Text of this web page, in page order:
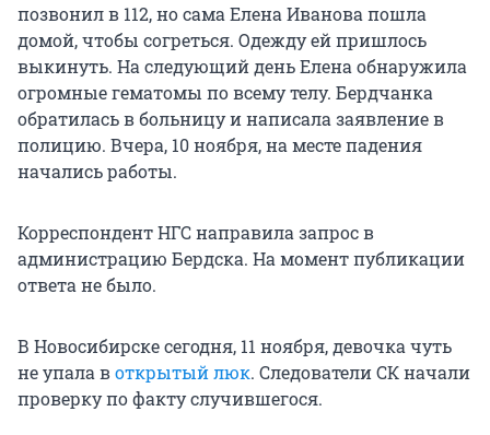
позвонил в 112, но сама Елена Иванова пошла
домой, чтобы согреться. Одежду ей пришлось
выкинуть. На следующий день Елена обнаружила
огромные гематомы по всему телу. Бердчанка
обратилась в больницу и написала заявление в
полицию. Вчера, 10 ноября, на месте падения
начались работы.
Корреспондент НГС направила запрос в
администрацию Бердска. На момент публикации
ответа не было.
В Новосибирске сегодня, 11 ноября, девочка чуть
не упала воткрытый люк. Следователи СК начали
проверку по факту случившегося.